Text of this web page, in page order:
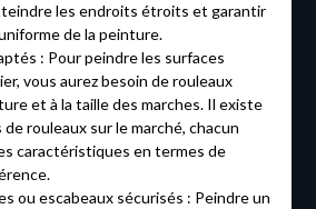
les endroits étroits et garantir
de la peinture.
: Pour peindre les surfaces
vous aurez besoin de rouleaux
et à la taille des marches. Il existe
rouleaux sur le marché, chacun
caractéristiques en termes de
ou escabeaux sécurisés : Peindre un